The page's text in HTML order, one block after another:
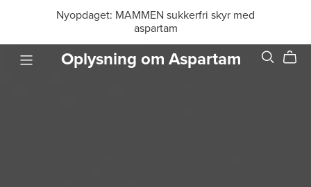
Nyopdaget: MAMMEN sukkerfri skyr med
aspartam
Oplysning om Aspartam